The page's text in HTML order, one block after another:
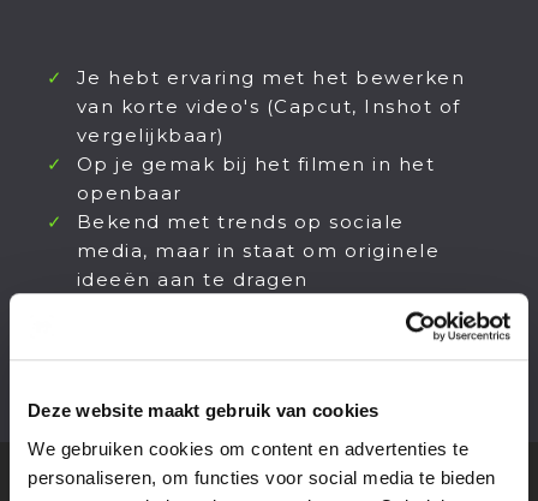
Deze website maakt gebruik van cookies
We gebruiken cookies om content en advertenties te
personaliseren, om functies voor social media te bieden
Je hebt ervaring met het bewerken
van korte video's (Capcut, Inshot of
vergelijkbaar)
Op je gemak bij het filmen in het
openbaar
Bekend met trends op sociale
media, maar in staat om originele
ideeën aan te dragen
Nieuwsgierig, creatief en oog voor